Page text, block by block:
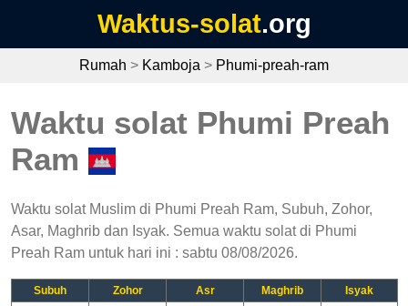
Waktus-solat.org
Rumah > Kamboja > Phumi-preah-ram
Waktu solat Phumi Preah
Ram
Waktu solat Muslim di Phumi Preah Ram, Subuh, Zohor,
Asar, Maghrib dan Isyak. Semua waktu solat di Phumi
Preah Ram untuk hari ini : sabtu 08/08/2026.
Subuh Zohor Asr Maghrib
Isyak